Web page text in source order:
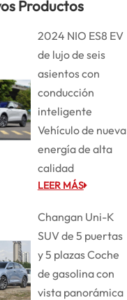
Productos
2024 NIO ES8 EV
de lujo de seis
asientos con
conducción
inteligente
Vehículo de nueva
energía de alta
calidad
LEER MÁS
Changan Uni-K
SUV de 5 puertas
y 5 plazas Coche
de gasolina con
vista panorámica